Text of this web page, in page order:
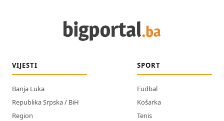
VIJESTI
Banja Luka
Republika Srpska / BiH
Region
SPORT
Fudbal
Košarka
Tenis